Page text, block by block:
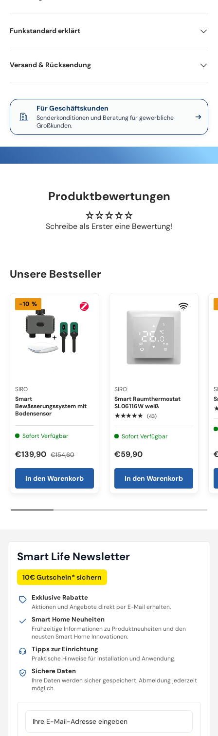
Funkstandard erklärt
Versand & Rücksendung
Für Geschäftskunden
Sonderkonditionen und Beratung für gewerbliche
Großkunden.
Produktbewertungen
Schreibe als Erster eine Bewertung!
Unsere Bestseller
-10 %
SIRO
Smart
Bewässerungssystem mit
Bodensensor
Sofort Verfügbar
€139,90 €154,60
In den Warenkorb
SIRO
Smart Raumthermostat
SL06116W weiß
★★★★★ (43)
Sofort Verfügbar
€59,90
In den Warenkorb
Smart Life Newsletter
10€ Gutschein* sichern
Exklusive Rabatte
Aktionen und Angebote direkt per E-Mail erhalten.
Smart Home Neuheiten
Frühzeitige Informationen zu Produktneuheiten und den
neusten Smart Home Innovationen.
Tipps zur Einrichtung
Praktische Hinweise für Installation und Anwendung.
Sichere Daten
Ihre Daten werden sicher gespeichert. Abmeldung jederzeit
möglich.
E-Mail-Adresse